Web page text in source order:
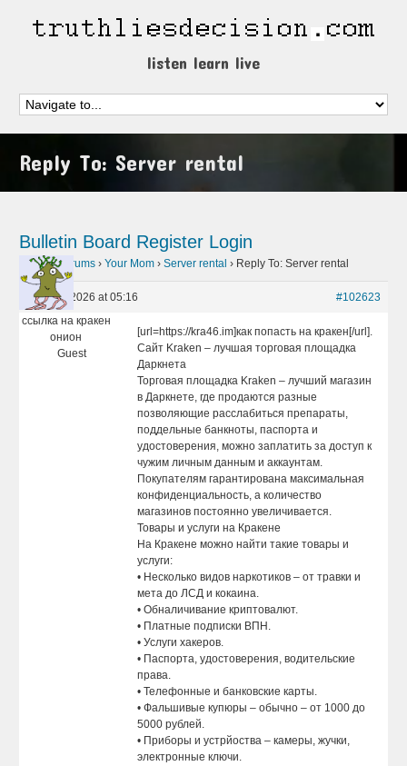
listen learn live
Reply To: Server rental
Bulletin Board Register Login
Home › Forums › Your Mom › Server rental › Reply To: Server rental
April 25, 2026 at 05:16
#102623
ссылка на кракен
онион
Guest
[url=https://kra46.im]как попасть на кракен[/url].
Сайт Kraken – лучшая торговая площадка
Даркнета
Торговая площадка Kraken – лучший магазин
в Даркнете, где продаются разные
позволяющие расслабиться препараты,
поддельные банкноты, паспорта и
удостоверения, можно заплатить за доступ к
чужим личным данным и аккаунтам.
Покупателям гарантирована максимальная
конфиденциальность, а количество
магазинов постоянно увеличивается.
Товары и услуги на Кракене
На Кракене можно найти такие товары и
услуги:
• Несколько видов наркотиков – от травки и
мета до ЛСД и кокаина.
• Обналичивание криптовалют.
• Платные подписки ВПН.
• Услуги хакеров.
• Паспорта, удостоверения, водительские
права.
• Телефонные и банковские карты.
• Фальшивые купюры – обычно – от 1000 до
5000 рублей.
• Приборы и устрйоства – камеры, жучки,
электронные ключи.